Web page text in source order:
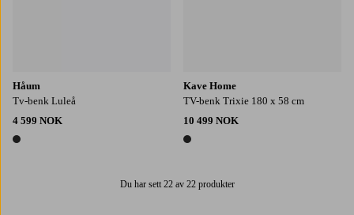
Håum
Tv-benk Luleå
4 599 NOK
1 farge
Kave Home
TV-benk Trixie 180 x 58 cm
10 499 NOK
1 farge
Du har sett 22 av 22 produkter